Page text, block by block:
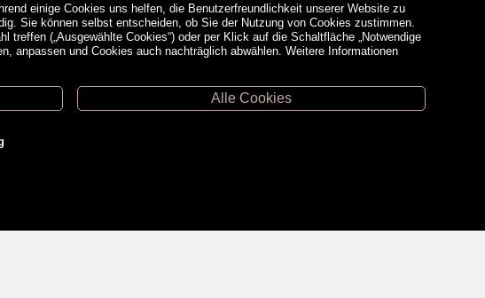
einige Cookies uns helfen, die Benutzerfreundlichkeit unserer Website zu
Sie können selbst entscheiden, ob Sie der Nutzung von Cookies zustimmen.
(„Ausgewählte Cookies“) oder per Klick auf die Schaltfläche „Notwendige
anpassen und Cookies auch nachträglich abwählen. Weitere Informationen
Alle Cookies